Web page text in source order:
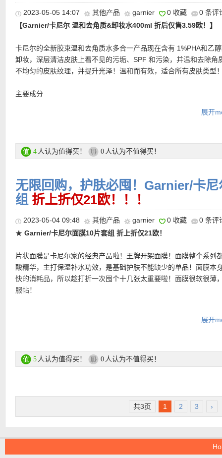
2023-05-05 14:07 其他产品 garnier 0 收藏
0 条评
【Garnier/卡尼尔 温和去角质&卸妆水400ml 折后仅售3.59欧！】
卡尼尔的全新胶束温和去角质水多合一产品现在含有 1%PHA和乙
卸妆，深层清洁皮肤上看不见的污垢、SPF 和污染，并温和去除角
不均匀的皮肤纹理，并提升光泽！温和而有效，适合所有皮肤类型
主要成分
更多Garnier/卡尼尔 活动链接在此
【 Douglas中文图文导购教程 点击这里查看】
展开
4 人认为值得买！ 0 人认为不值得买！
无限回购，护肤必囤！Garnier/卡
组 折上折仅21欧！！！
2023-05-04 09:48 其他产品 garnier 0 收藏
0 条评
★ Garnier/卡尼尔面膜10片套组 折上折仅21欧！
片状面膜是卡尼尔家的经典产品啦！王牌开架面膜！面膜整个系列
酸精华，主打保湿补水功效，是基础护肤不能缺少的单品！面膜本
快的消耗品，所以趁打折一次囤个十几张太重要啦！面膜很软很薄
服帖！
-绿茶祛油补水面膜1张、
-夜间深度补水面膜1张、
-橙汁眼膜1张
展开
5 人认为值得买！ 0 人认为不值得买！
共3页 1 2 3 ›